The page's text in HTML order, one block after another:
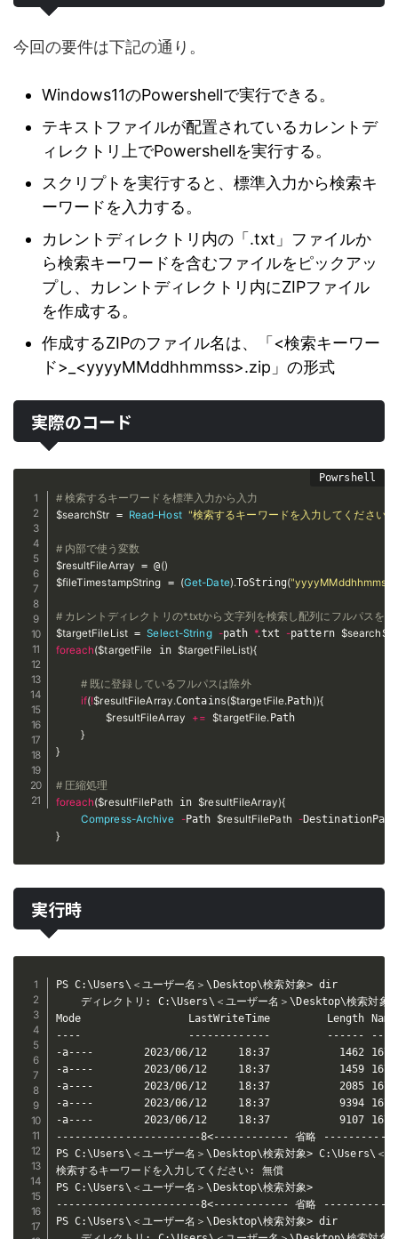
今回の要件は下記の通り。
Windows11のPowershellで実行できる。
テキストファイルが配置されているカレントデ
ィレクトリ上でPowershellを実行する。
スクリプトを実行すると、標準入力から検索キ
ーワードを入力する。
カレントディレクトリ内の「.txt」ファイルか
ら検索キーワードを含むファイルをピックアッ
プし、カレントディレクトリ内にZIPファイル
を作成する。
作成するZIPのファイル名は、「<検索キーワー
ド>_<yyyyMMddhhmmss>.zip」の形式
実際のコード
# 検索するキーワードを標準入力から入力
$searchStr = Read-Host "検索するキーワードを入力してください"
# 内部で使う変数
$resultFileArray = @()
$fileTimestampString = (Get-Date).ToString("yyyyMMddhhmmss"
# カレントディレクトリの*.txtから文字列を検索し配列にフルパスを格
$targetFileList = Select-String -path *.txt -pattern $searchStr
foreach($targetFile in $targetFileList){
# 既に登録しているフルパスは除外
if(!$resultFileArray.Contains($targetFile.Path)){
$resultFileArray
+= $targetFile. Path
}
}
# 圧縮処理
foreach($resultFilePath in $resultFileArray){
Compress-Archive -Path $resultFilePath -
}
実行時
PS C:\Users\＜ユーザー名＞\Desktop\検索対象> dir
    ディレクトリ: C:\Users\＜ユーザー名＞\Desktop\検索対象
Mode
----
-a----        2023/
-a----        2023/
-a----        2023/
-a----        2023/
-a----        2023/06/12     18:37           9107
-----------------------8<------------ 省略
PS C:\Users\＜ユーザー名＞\Desktop\検索対象> C:\Users\
検索するキーワードを入力してください: 無償
PS C:\Users\＜ユーザー名＞\Desktop\検索対象>
-----------------------8<------------ 省略
PS C:\Users\＜ユーザー名＞\Desktop\検索対象> dir